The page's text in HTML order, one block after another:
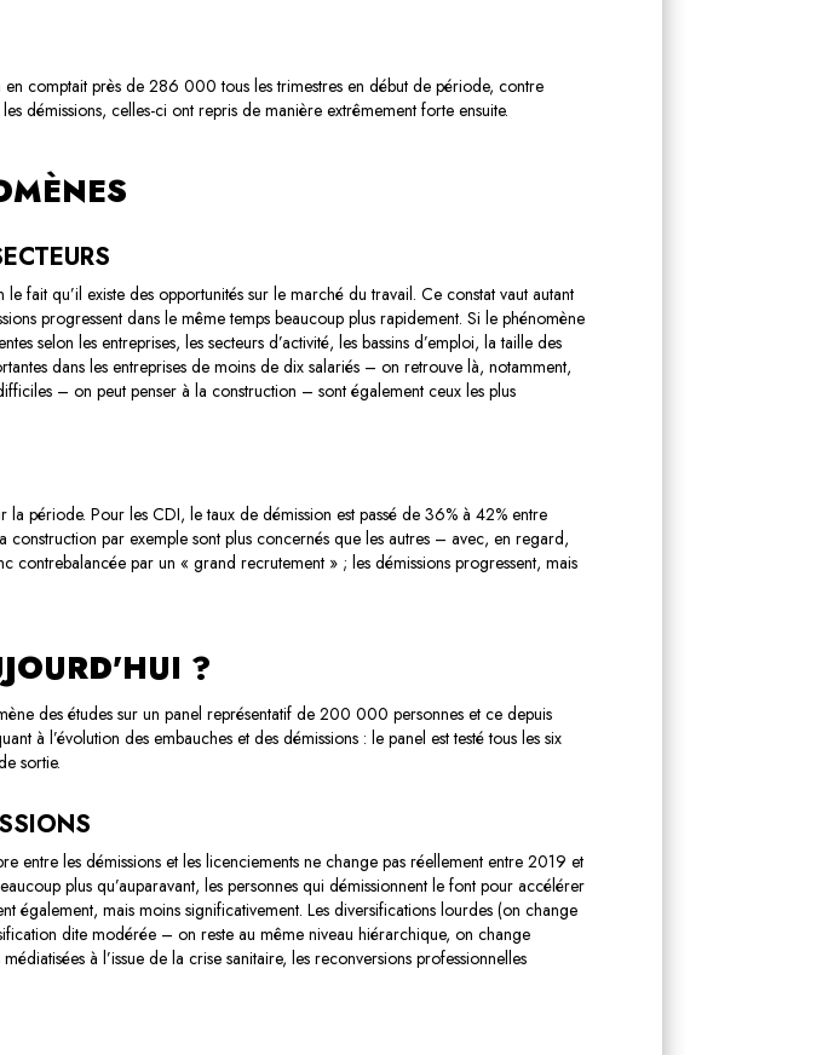
comptait près de 286 000 tous les trimestres en début de période, contre
démissions, celles-ci ont repris de manière extrêmement forte ensuite.
fait qu’il existe des opportunités sur le marché du travail. Ce constat vaut autant
progressent dans le même temps beaucoup plus rapidement. Si le phénomène
selon les entreprises, les secteurs d’activité, les bassins d’emploi, la taille des
dans les entreprises de moins de dix salariés – on retrouve là, notamment,
– on peut penser à la construction – sont également ceux les plus
la période. Pour les CDI, le taux de démission est passé de 36% à 42% entre
construction par exemple sont plus concernés que les autres – avec, en regard,
contrebalancée par un « grand recrutement » ; les démissions progressent, mais
?
des études sur un panel représentatif de 200 000 personnes et ce depuis
à l’évolution des embauches et des démissions : le panel est testé tous les six
sortie.
entre les démissions et les licenciements ne change pas réellement entre 2019 et
plus qu’auparavant, les personnes qui démissionnent le font pour accélérer
également, mais moins significativement. Les diversifications lourdes (on change
dite modérée – on reste au même niveau hiérarchique, on change
à l’issue de la crise sanitaire, les reconversions professionnelles